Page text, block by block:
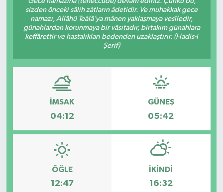
sizden önceki sâlih zâtların âdetidir. Ve muhakkak gece
namazı, Allâhü Teâlâ’ya mânen yaklaşmaya vesîledir,
günahlardan korunmaya bir vâsıtadır, birtakım günahlara
keffârettir ve hastalıkları bedenden uzaklaştırır. (Hadis-i
Şerif)
İMSAK
04:12
GÜNEŞ
05:42
ÖĞLE
12:47
İKINDI
16:32
DÜNYA
Edremit
EĞİTİM
EKONOMİ
Gömeç